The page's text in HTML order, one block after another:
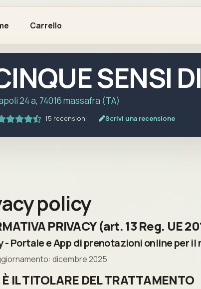
Carrello
SENSI
24 a, 74016 massafra (TA)
15 recensioni Scrivi una recensione
policy
PRIVACY (art. 13 Reg. UE
- Portale e App di prenotazioni online per il
dicembre 2025
IL TITOLARE DEL TRATTAMENTO